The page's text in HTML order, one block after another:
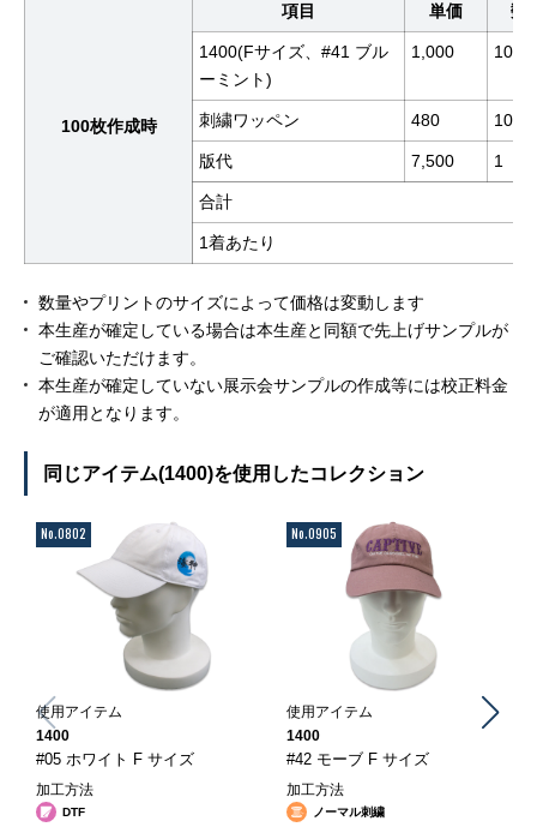
100枚作成時
項目 単価 数
1400(Fサイズ、#41 ブル
ーミント)
1,000 100
刺繍ワッペン 480 100
版代 7,500 1
合計
1着あたり
数量やプリントのサイズによって価格は変動します
本生産が確定している場合は本生産と同額で先上げサンプルが
ご確認いただけます。
本生産が確定していない展示会サンプルの作成等には校正料金
が適用となります。
同じアイテム(1400)を使用したコレクション
No.0802
使用アイテム
1400
#05 ホワイト F サイズ
加工方法
DTF
No.0905
使用アイテム
1400
#42 モーブ F サイズ
加工方法
ノーマル刺繍